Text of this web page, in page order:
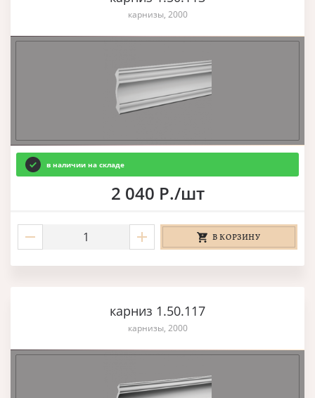
карнизы, 2000
в наличии на складе
2 040 Р./шт
В КОРЗИНУ
карниз 1.50.117
карнизы, 2000